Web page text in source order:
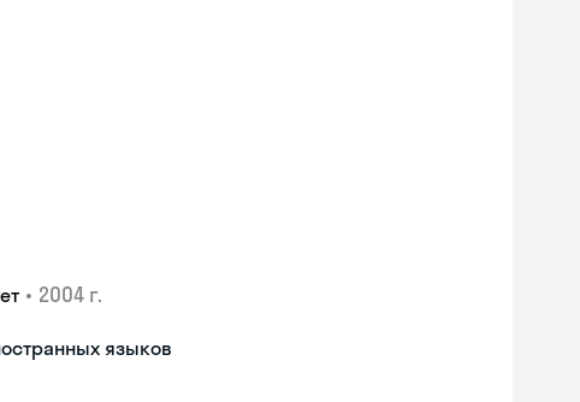
• 2004 г.
языков